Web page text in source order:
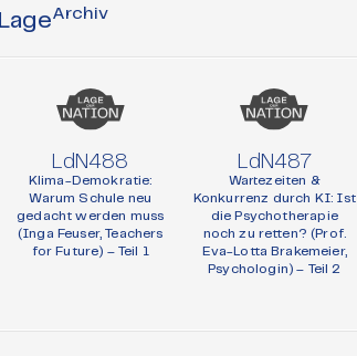
LageArchiv
LdN488
Klima-Demokratie:
Warum Schule neu
gedacht werden muss
(Inga Feuser, Teachers
for Future) – Teil 1
LdN487
Wartezeiten &
Konkurrenz durch KI: Ist
die Psychotherapie
noch zu retten? (Prof.
Eva-Lotta Brakemeier,
Psychologin) – Teil 2